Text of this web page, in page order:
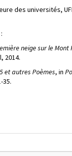
des universités,
neige sur le Mont
2014.
et autres Poèmes, in
35.